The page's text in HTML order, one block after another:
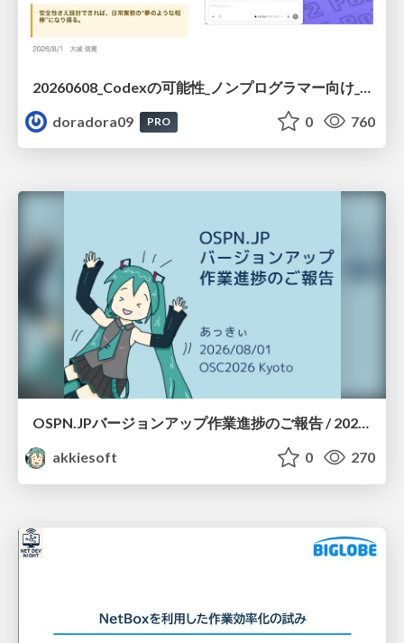
doradora09
PRO 0 760
OSPN.JPバージョンアップ作業進捗のご報告 / 20260801-osc26kyoto
akkiesoft
0 270